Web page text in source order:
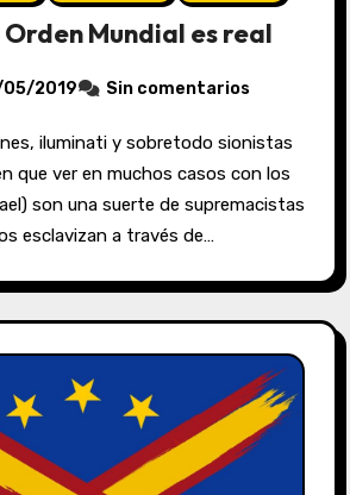
Orden Mundial es real
2019 Sin comentarios
que ver en muchos casos con los
son una suerte de supremacistas
esclavizan a través de…